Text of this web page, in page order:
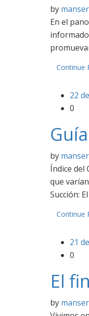
by
En el
Continue
22
0
by
Índice del
que
Succión:
Continue
21
0
El
by